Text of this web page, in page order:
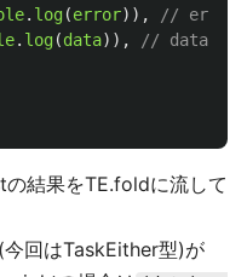
. log(error)),
// error:
. log(data)),
// data:
結果をTE.foldに流して
回はTaskEither型)が